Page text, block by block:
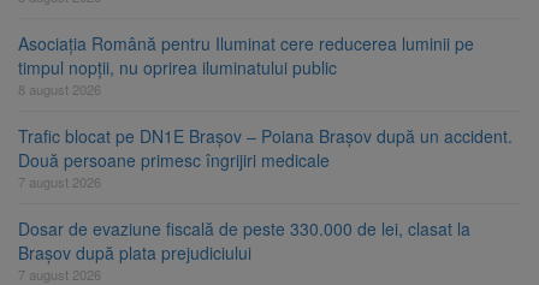
Asociația Română pentru Iluminat cere reducerea luminii pe
timpul nopții, nu oprirea iluminatului public
8 august 2026
Trafic blocat pe DN1E Brașov – Poiana Brașov după un accident.
Două persoane primesc îngrijiri medicale
7 august 2026
Dosar de evaziune fiscală de peste 330.000 de lei, clasat la
Brașov după plata prejudiciului
7 august 2026